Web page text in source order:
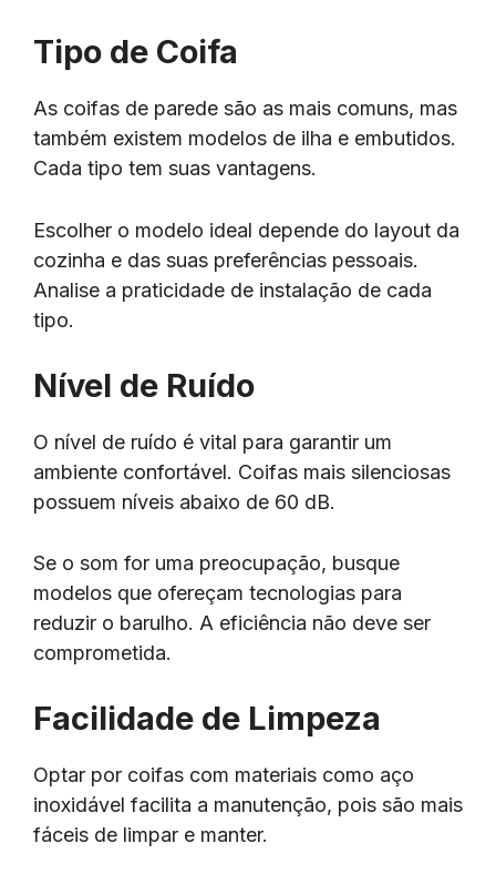
Tipo de Coifa
As coifas de parede são as mais comuns, mas
também existem modelos de ilha e embutidos.
Cada tipo tem suas vantagens.
Escolher o modelo ideal depende do layout da
cozinha e das suas preferências pessoais.
Analise a praticidade de instalação de cada
tipo.
Nível de Ruído
O nível de ruído é vital para garantir um
ambiente confortável. Coifas mais silenciosas
possuem níveis abaixo de 60 dB.
Se o som for uma preocupação, busque
modelos que ofereçam tecnologias para
reduzir o barulho. A eficiência não deve ser
comprometida.
Facilidade de Limpeza
Optar por coifas com materiais como aço
inoxidável facilita a manutenção, pois são mais
fáceis de limpar e manter.